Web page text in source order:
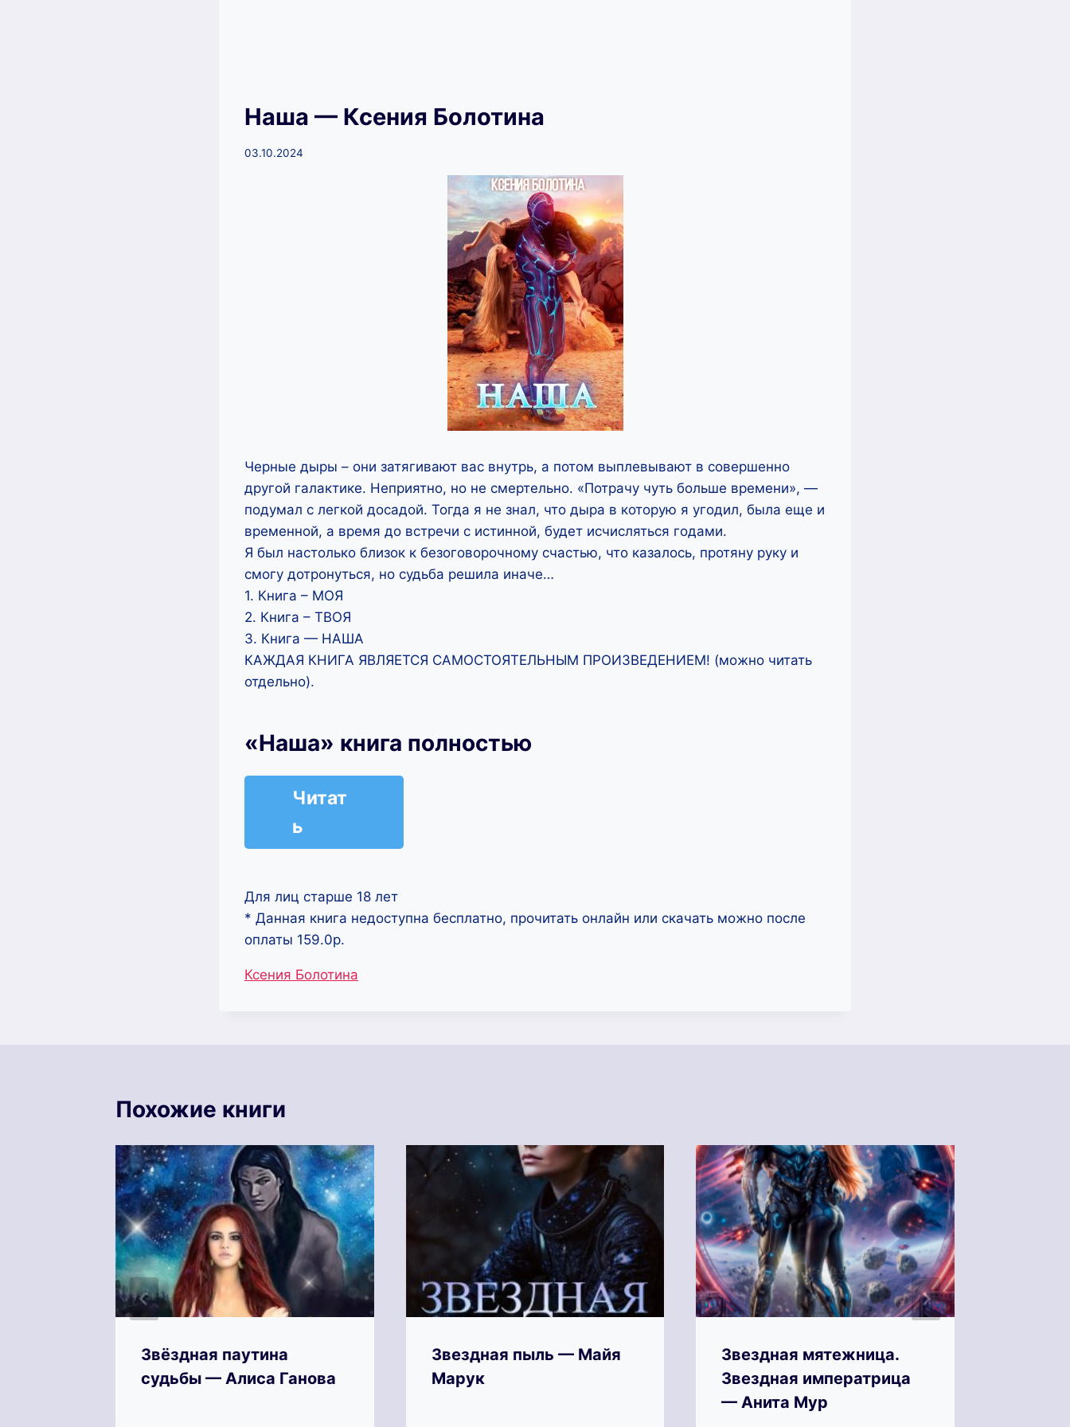
Наша — Ксения Болотина
03.10.2024
Черные дыры – они затягивают вас внутрь, а потом выплевывают в совершенно
другой галактике. Неприятно, но не смертельно. «Потрачу чуть больше времени», —
подумал с легкой досадой. Тогда я не знал, что дыра в которую я угодил, была еще и
временной, а время до встречи с истинной, будет исчисляться годами.
Я был настолько близок к безоговорочному счастью, что казалось, протяну руку и
смогу дотронуться, но судьба решила иначе…
1. Книга – МОЯ
2. Книга – ТВОЯ
3. Книга — НАША
КАЖДАЯ КНИГА ЯВЛЯЕТСЯ САМОСТОЯТЕЛЬНЫМ ПРОИЗВЕДЕНИЕМ! (можно читать
отдельно).
«Наша» книга полностью
Читат
ь
Для лиц старше 18 лет
* Данная книга недоступна бесплатно, прочитать онлайн или скачать можно после
оплаты 159.0р.
Метки
Ксения Болотина
Похожие книги
Звёздная паутина
судьбы — Алиса Ганова
Звездная пыль — Майя
Марук
Звездная мятежница.
Звездная императрица
— Анита Мур